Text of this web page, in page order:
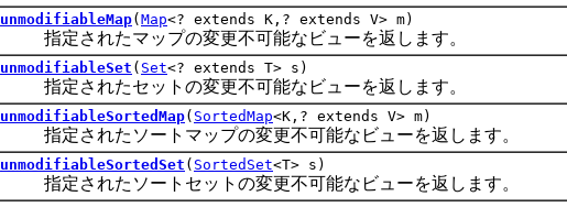
unmodifiableMap( Map<? extends K,? extends V> m)
指定されたマップの変更不可能なビューを返します。
unmodifiableSet ( Set<? extends T> s)
指定されたセットの変更不可能なビューを返します。
unmodifiableSortedMap( SortedMap<K,? extends V> m)
指定されたソートマップの変更不可能なビューを返します。
unmodifiableSortedSet ( SortedSet<T> s)
指定されたソートセットの変更不可能なビューを返します。